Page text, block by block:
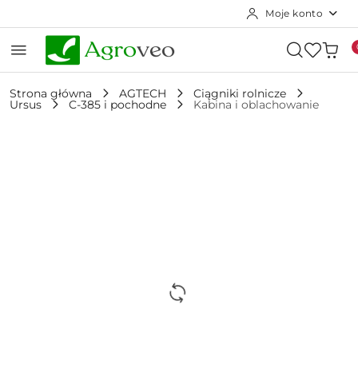
Moje konto
Strona główna AGTECH Ciągniki rolnicze
Ursus C-385 i pochodne Kabina i oblachowanie